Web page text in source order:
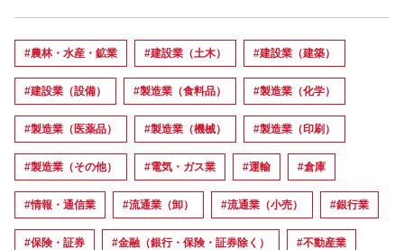
#農林・水産・鉱業 #建設業（土木） #建設業（建築）
#建設業（設備） #製造業（食料品） #製造業（化学）
#製造業（医薬品） #製造業（機械） #製造業（印刷）
#製造業（その他） #電気・ガス業 #運輸 #倉庫
#情報・通信業 #流通業（卸） #流通業（小売） #銀行業
#保険・証券 #金融（銀行・保険・証券除く） #不動産業